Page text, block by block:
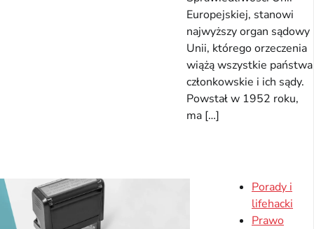
Europejskiej, stanowi
najwyższy organ sądowy
Unii, którego orzeczenia
wiążą wszystkie państwa
członkowskie i ich sądy.
Powstał w 1952 roku,
ma […]
Porady i
lifehacki
Prawo